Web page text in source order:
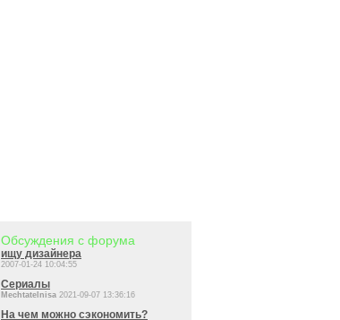
Обсуждения с форума
ищу дизайнера
2007-01-24 10:04:55
Сериалы
Mechtatelnisa 2021-09-07 13:36:16
На чем можно сэкономить?